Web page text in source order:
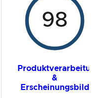
98
&
Erscheinungsbild